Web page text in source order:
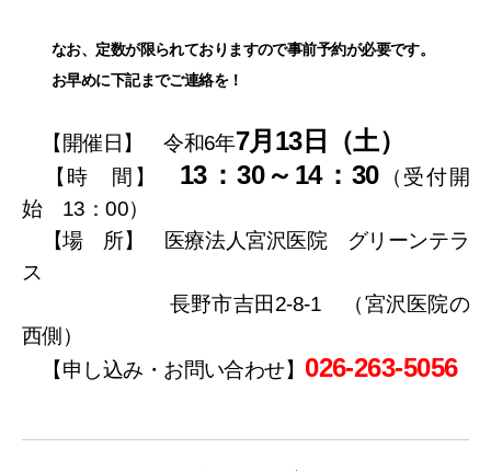
なお、定数が限られておりますので事前予約が必要です。
お早めに下記までご連絡を！
【開催日】 令和6年7月13日（土）
【時 間 】 13：30～14：30（受付開
始 13：00）
【場 所】
医療法人宮沢医院 グリーンテラ
ス
長野市吉田2-8-1 （宮沢医院の
西側）
【申し込み・お問い合わせ】 026-263-5056